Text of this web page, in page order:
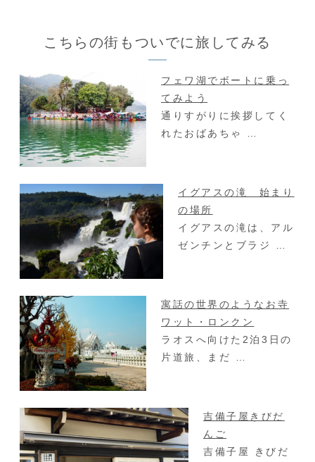
じもあって。 今
町のまとめ記事
です
こちらの街もついでに旅してみる
フェワ湖でボートに乗っ
てみよう
通りすがりに挨拶してく
れたおばあちゃ …
イグアスの滝 始まり
の場所
イグアスの滝は、アル
ゼンチンとブラジ …
寓話の世界のようなお寺
ワット・ロンクン
ラオスへ向けた2泊3日の
片道旅、まだ …
吉備子屋きびだ
んご
吉備子屋 きびだ